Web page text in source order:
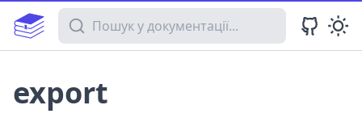
Пошук у документації
export